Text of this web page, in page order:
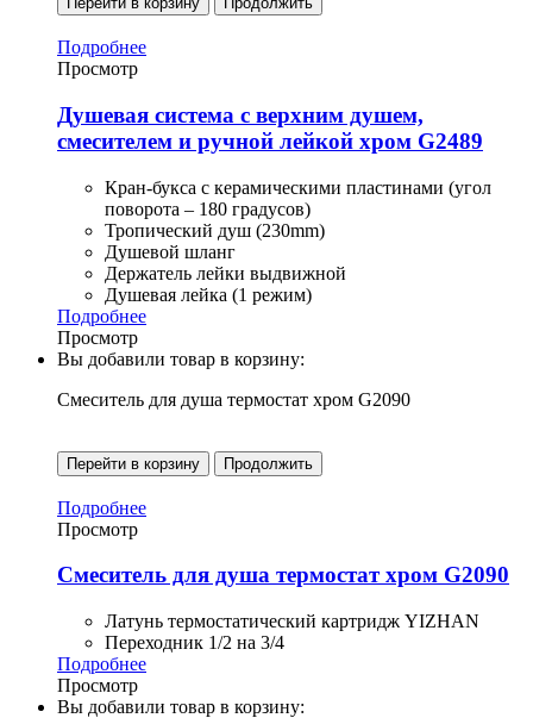
Подробнее
Просмотр
Душевая система с верхним душем,
смесителем и ручной лейкой хром G2489
Кран-букса с керамическими пластинами (угол
поворота – 180 градусов)
Тропический душ (230mm)
Душевой шланг
Держатель лейки выдвижной
Душевая лейка (1 режим)
Подробнее
Просмотр
Вы добавили товар в корзину:
Смеситель для душа термостат хром G2090
Перейти в корзину Продолжить
Подробнее
Просмотр
Смеситель для душа термостат хром G2090
Латунь термостатический картридж YIZHAN
Переходник 1/2 на 3/4
Подробнее
Просмотр
Вы добавили товар в корзину: